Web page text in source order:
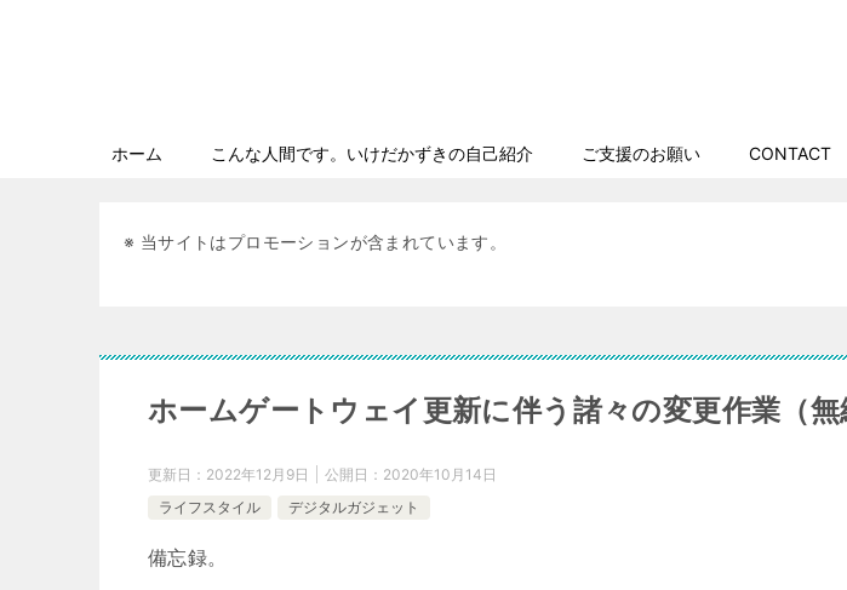
ホーム こんな人間です。いけだかずきの自己紹介 ご支援のお願い CONTACT
※ 当サイトはプロモーションが含まれています。
ホームゲートウェイ更新に伴う諸々の変更作業（無
更新日： 2022年12月9日 公開日： 2020年10月14日
ライフスタイル
デジタルガジェット
備忘録。